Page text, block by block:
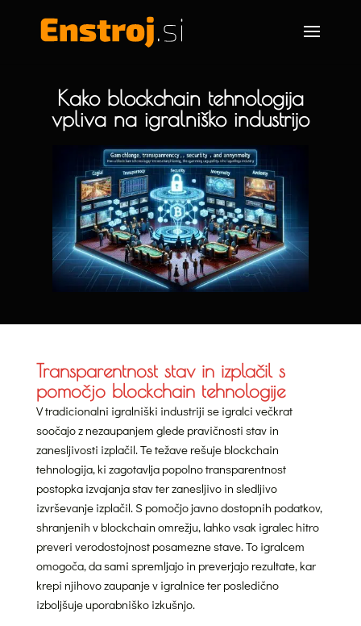
Kako blockchain tehnologija
vpliva na igralniško industrijo
Transparentnost stav in izplačil s
pomočjo blockchain tehnologije
V tradicionalni igralniški industriji se igralci večkrat
soočajo z nezaupanjem glede pravičnosti stav in
zanesljivosti izplačil. Te težave rešuje blockchain
tehnologija, ki zagotavlja popolno transparentnost
postopka izvajanja stav ter zanesljivo in sledljivo
izvrševanje izplačil. S pomočjo javno dostopnih podatkov,
shranjenih v blockchain omrežju, lahko vsak igralec hitro
preveri verodostojnost posamezne stave. To igralcem
omogoča, da sami spremljajo in preverjajo rezultate, kar
krepi njihovo zaupanje v igralnice ter posledično
izboljšuje uporabniško izkušnjo.